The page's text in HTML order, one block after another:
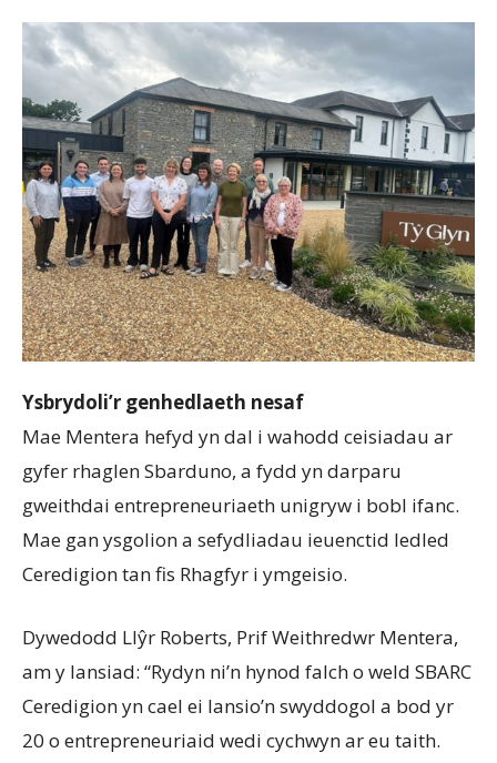
Ysbrydoli’r genhedlaeth nesaf
Mae Mentera hefyd yn dal i wahodd ceisiadau ar
gyfer rhaglen Sbarduno, a fydd yn darparu
gweithdai entrepreneuriaeth unigryw i bobl ifanc.
Mae gan ysgolion a sefydliadau ieuenctid ledled
Ceredigion tan fis Rhagfyr i ymgeisio.
Dywedodd Llŷr Roberts, Prif Weithredwr Mentera,
am y lansiad: “Rydyn ni’n hynod falch o weld SBARC
Ceredigion yn cael ei lansio’n swyddogol a bod yr
20 o entrepreneuriaid wedi cychwyn ar eu taith.